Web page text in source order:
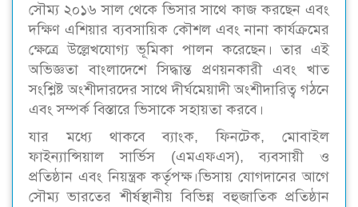
সৌম্য ২০১৬ সাল থেকে ভিসার সাথে কাজ করছেন এবং
দক্ষিণ এশিয়ার ব্যবসায়িক কৌশল এবং নানা কার্যক্রমের
ক্ষেত্রে উল্লেখযোগ্য ভূমিকা পালন করেছেন। তার এই
অভিজ্ঞতা বাংলাদেশে সিদ্ধান্ত প্রণয়নকারী এবং খাত
সংশ্লিষ্ট অংশীদারদের সাথে দীর্ঘমেয়াদী অংশীদারিত্ব গঠনে
এবং সম্পর্ক বিস্তারে ভিসাকে সহায়তা করবে।
যার মধ্যে থাকবে ব্যাংক, ফিনটেক, মোবাইল
ফাইন্যান্সিয়াল সার্ভিস (এমএফএস), ব্যবসায়ী ও
প্রতিষ্ঠান এবং নিয়ন্ত্রক কর্তৃপক্ষ।ভিসায় যোগদানের আগে
সৌম্য ভারতের শীর্ষস্থানীয় বিভিন্ন বহুজাতিক প্রতিষ্ঠান